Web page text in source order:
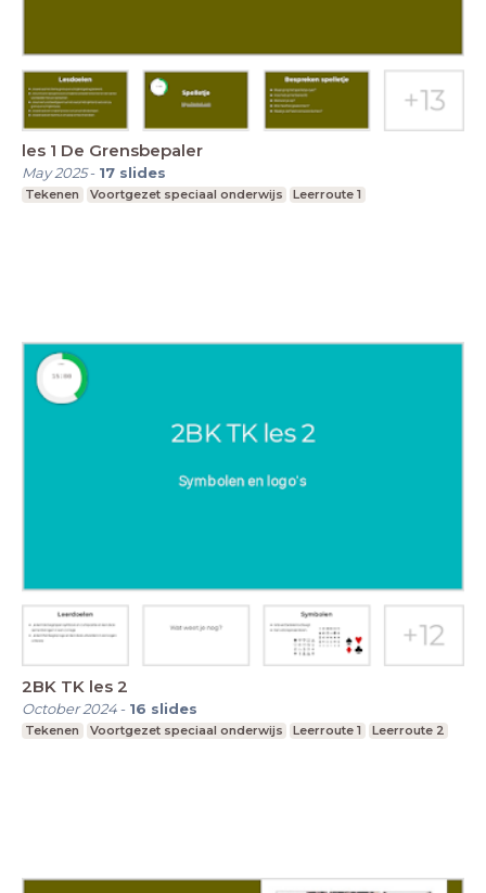
les 1 De Grensbepaler
May 2025- 17 slides
Tekenen Voortgezet speciaal onderwijs Leerroute 1
2BK TK les 2
October 2024- 16 slides
Tekenen Voortgezet speciaal onderwijs Leerroute 1 Leerroute 2